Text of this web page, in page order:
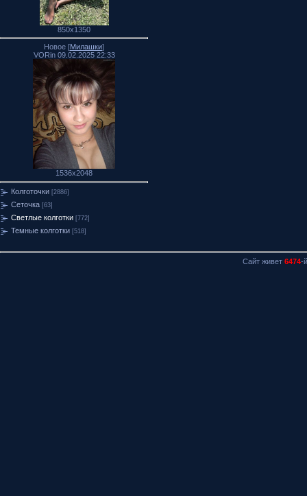
850x1350
Новое [Милашки]
VORin 09.02.2025 22:33
1536x2048
Колготочки [2886]
Сеточка [63]
Светлые колготки [772]
Темные колготки [518]
Сайт живет 6474-